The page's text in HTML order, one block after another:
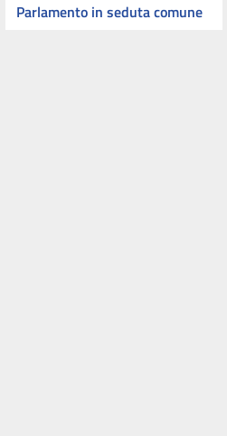
Parlamento in seduta comune